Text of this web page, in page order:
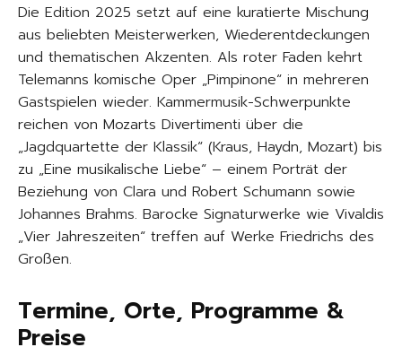
Die Edition 2025 setzt auf eine kuratierte Mischung
aus beliebten Meisterwerken, Wiederentdeckungen
und thematischen Akzenten. Als roter Faden kehrt
Telemanns komische Oper „Pimpinone“ in mehreren
Gastspielen wieder. Kammermusik-Schwerpunkte
reichen von Mozarts Divertimenti über die
„Jagdquartette der Klassik“ (Kraus, Haydn, Mozart) bis
zu „Eine musikalische Liebe“ – einem Porträt der
Beziehung von Clara und Robert Schumann sowie
Johannes Brahms. Barocke Signaturwerke wie Vivaldis
„Vier Jahreszeiten“ treffen auf Werke Friedrichs des
Großen.
Termine, Orte, Programme &
Preise